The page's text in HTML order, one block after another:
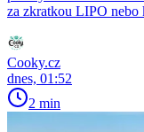
za zkratkou LIPO nebo
Cooky.cz
dnes, 01:52
2 min